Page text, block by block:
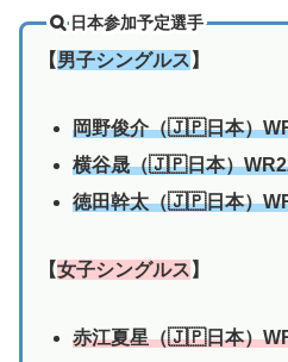
日本参加予定選手
【男子シングルス 】
岡野俊介（🇯🇵日本）
横谷晟（🇯🇵日本）
徳田幹太（🇯🇵日本）
【女子シングルス 】
赤江夏星（🇯🇵日本）